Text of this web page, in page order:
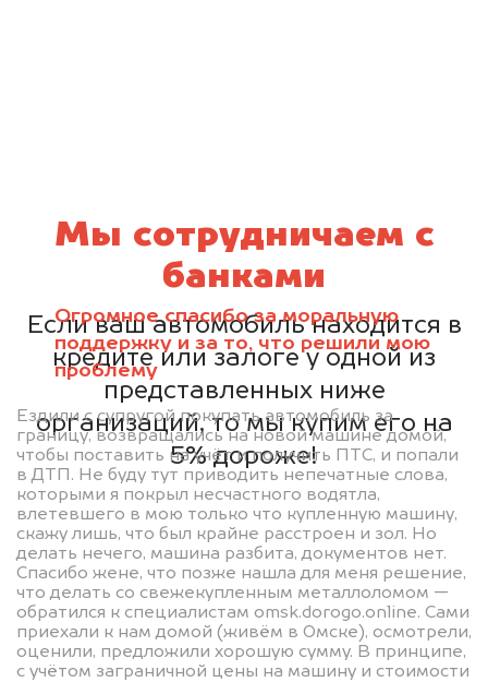
Огромное спасибо за моральную
поддержку и за то, что решили мою
проблему
Ездили с супругой покупать автомобиль за
границу, возвращались на новой машине домой,
чтобы поставить на учёт и получить ПТС, и попали
в ДТП. Не буду тут приводить непечатные слова,
которыми я покрыл несчастного водятла,
влетевшего в мою только что купленную машину,
скажу лишь, что был крайне расстроен и зол. Но
делать нечего, машина разбита, документов нет.
Спасибо жене, что позже нашла для меня решение,
что делать со свежекупленным металлоломом —
обратился к специалистам omsk.dorogo.online. Сами
приехали к нам домой (живём в Омске), осмотрели,
оценили, предложили хорошую сумму. В принципе,
с учётом заграничной цены на машину и стоимости
Мы сотрудничаем с
банками
Если ваш автомобиль находится в
кредите или залоге у одной из
представленных ниже
организаций, то мы купим его на
5% дороже!